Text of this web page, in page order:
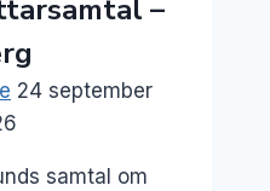
–
24 september
samtal om